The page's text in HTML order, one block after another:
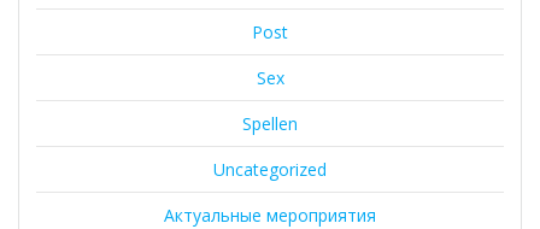
Post
Sex
Spellen
Uncategorized
Актуальные мероприятия